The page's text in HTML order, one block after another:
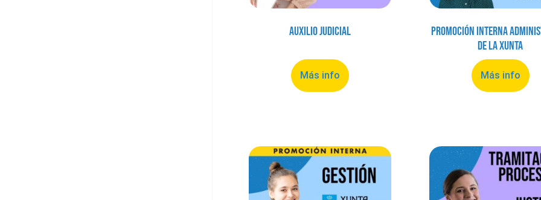
Auxilio Judicial
Más info
Promoción Interna
de la Xunta
Más info